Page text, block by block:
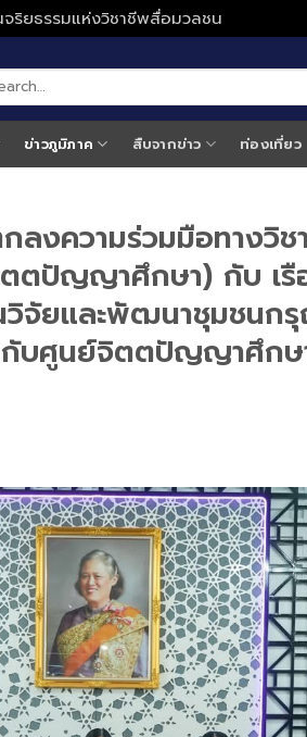
ยธรรมแห่งวิชาชีพสื่อมวลชน
ข่าวภูมิภาค สืบจากข่าว ท่องเที่ยว
งความร่วมมือทางวิชา
ตปัญญาศึกษา) กับ เรื
จัยและพัฒนาชุมชนก
กับศูนย์จิตตปัญญาศึกษ